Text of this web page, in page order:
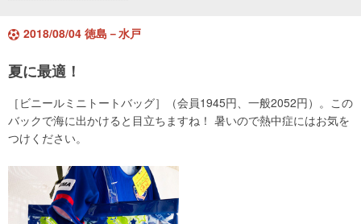
2018/08/04 徳島－水戸
夏に最適！
［ビニールミニトートバッグ］（会員1945円、一般2052円）。この
バックで海に出かけると目立ちますね！ 暑いので熱中症にはお気を
つけください。